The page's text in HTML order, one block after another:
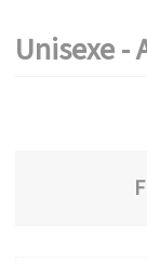
Unisexe -